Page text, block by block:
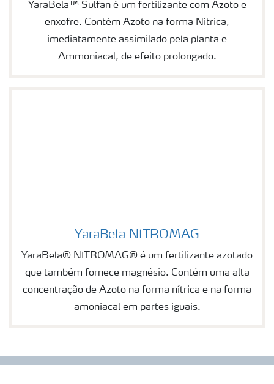
YaraBela™ Sulfan é um fertilizante com Azoto e
enxofre. Contém Azoto na forma Nítrica,
imediatamente assimilado pela planta e
Ammoniacal, de efeito prolongado.
Image of YaraBela NITROMAG
YaraBela NITROMAG
YaraBela® NITROMAG® é um fertilizante azotado
que também fornece magnésio. Contém uma alta
concentração de Azoto na forma nítrica e na forma
amoniacal em partes iguais.